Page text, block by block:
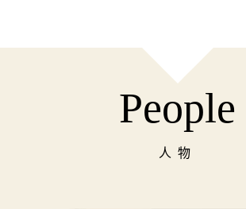
People
人物